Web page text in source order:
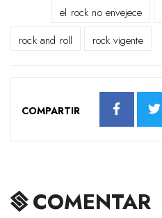
el rock no envejece
rock and roll
rock vigente
COMPARTIR
COMENTAR